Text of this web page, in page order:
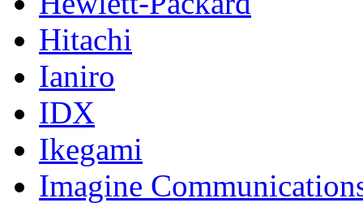
Hitachi
Ianiro
IDX
Ikegami
Imagine